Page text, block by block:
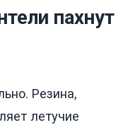
пахнут
Резина,
летучие